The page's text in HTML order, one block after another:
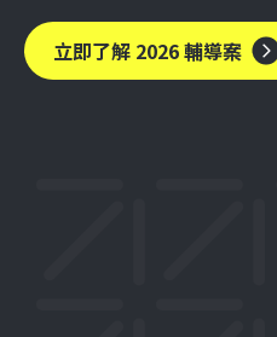
立即了解 2026 輔導案